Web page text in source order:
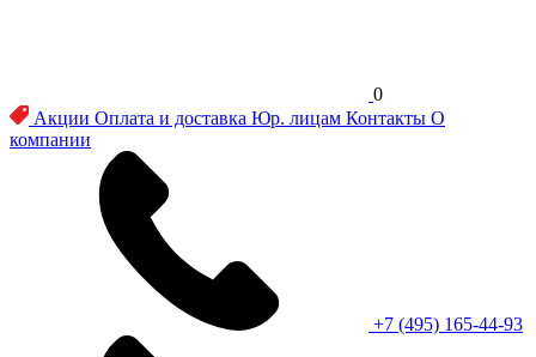
0
Акции Оплата и доставка Юр. лицам Контакты О
компании
+7 (495) 165-44-93